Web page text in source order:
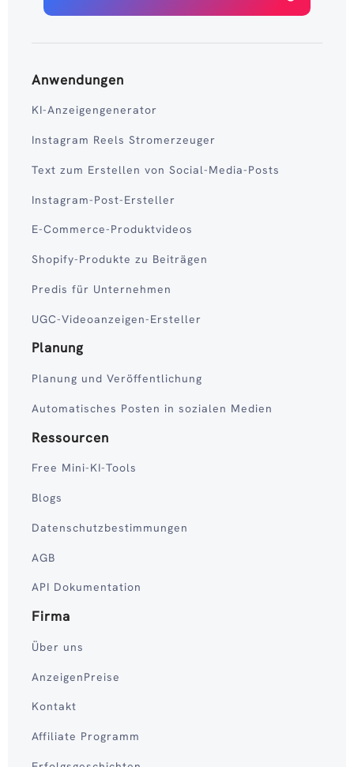
Anwendungen
KI-Anzeigengenerator
Instagram Reels Stromerzeuger
Text zum Erstellen von Social-Media-Posts
Instagram-Post-Ersteller
E-Commerce-Produktvideos
Shopify-Produkte zu Beiträgen
Predis für Unternehmen
UGC-Videoanzeigen-Ersteller
Planung
Planung und Veröffentlichung
Automatisches Posten in sozialen Medien
Ressourcen
Free Mini-KI-Tools
Blogs
Datenschutzbestimmungen
AGB
API Dokumentation
Firma
Über uns
AnzeigenPreise
Kontakt
Affiliate Programm